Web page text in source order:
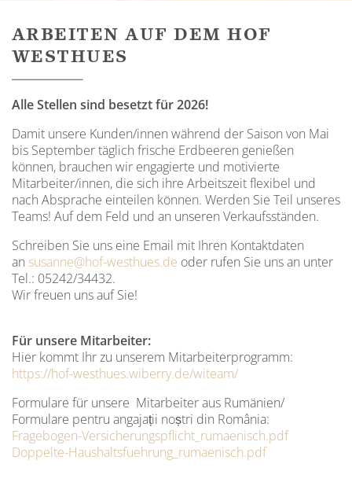
ARBEITEN AUF DEM HOF
WESTHUES
Alle Stellen sind besetzt für 2026!
Damit unsere Kunden/innen während der Saison von Mai
bis September täglich frische Erdbeeren genießen
können, brauchen wir engagierte und motivierte
Mitarbeiter/innen, die sich ihre Arbeitszeit flexibel und
nach Absprache einteilen können. Werden Sie Teil unseres
Teams! Auf dem Feld und an unseren Verkaufsständen.
Schreiben Sie uns eine Email mit Ihren Kontaktdaten
an susanne@hof-westhues.de oder rufen Sie uns an unter
Tel.: 05242/34432.
Wir freuen uns auf Sie!
Für unsere Mitarbeiter:
Hier kommt Ihr zu unserem Mitarbeiterprogramm:
https://hof-westhues.wiberry.de/witeam/
Formulare für unsere Mitarbeiter aus Rumänien/
Formulare pentru angajații noștri din România:
Fragebogen-Versicherungspflicht_rumaenisch.pdf
Doppelte-Haushaltsfuehrung_rumaenisch.pdf